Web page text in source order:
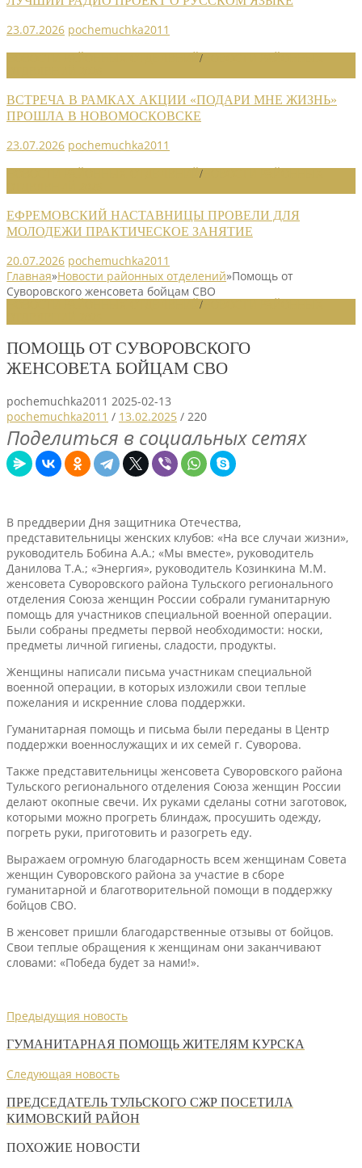
23.07.2026 pochemuchka2011
/
ВСТРЕЧА В РАМКАХ АКЦИИ «ПОДАРИ МНЕ ЖИЗНЬ»
ПРОШЛА В НОВОМОСКОВСКЕ
23.07.2026 pochemuchka2011
/
ЕФРЕМОВСКИЙ НАСТАВНИЦЫ ПРОВЕЛИ ДЛЯ
МОЛОДЕЖИ ПРАКТИЧЕСКОЕ ЗАНЯТИЕ
20.07.2026 pochemuchka2011
Главная»Новости районных отделений»Помощь от
Суворовского женсовета бойцам СВО
/
ПОМОЩЬ ОТ СУВОРОВСКОГО
ЖЕНСОВЕТА БОЙЦАМ СВО
pochemuchka2011 2025-02-13
pochemuchka2011 / 13.02.2025 / 220
Поделиться в социальных сетях
В преддверии Дня защитника Отечества,
представительницы женских клубов: «На все случаи жизни»,
руководитель Бобина А.А.; «Мы вместе», руководитель
Данилова Т.А.; «Энергия», руководитель Козинкина М.М.
женсовета Суворовского района Тульского регионального
отделения Союза женщин России собрали гуманитарную
помощь для участников специальной военной операции.
Были собраны предметы первой необходимости: носки,
предметы личной гигиены, сладости, продукты.
Женщины написали письма участникам специальной
военной операции, в которых изложили свои теплые
пожелания и искренние слова поддержки.
Гуманитарная помощь и письма были переданы в Центр
поддержки военнослужащих и их семей г. Суворова.
Также представительницы женсовета Суворовского района
Тульского регионального отделения Союза женщин России
делают окопные свечи. Их руками сделаны сотни заготовок,
которыми можно прогреть блиндаж, просушить одежду,
погреть руки, приготовить и разогреть еду.
Выражаем огромную благодарность всем женщинам Совета
женщин Суворовского района за участие в сборе
гуманитарной и благотворительной помощи в поддержку
бойцов СВО.
В женсовет пришли благодарственные отзывы от бойцов.
Свои теплые обращения к женщинам они заканчивают
словами: «Победа будет за нами!».
Предыдущия новость
ГУМАНИТАРНАЯ ПОМОЩЬ ЖИТЕЛЯМ КУРСКА
Следующая новость
ПРЕДСЕДАТЕЛЬ ТУЛЬСКОГО СЖР ПОСЕТИЛА
КИМОВСКИЙ РАЙОН
ПОХОЖИЕ НОВОСТИ